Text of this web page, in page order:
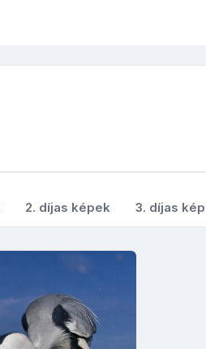
2. díjas képek 3. díjas